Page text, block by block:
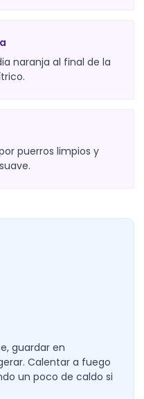
naranja al final de la
puerros limpios y
guardar en
Calentar a fuego
un poco de caldo si